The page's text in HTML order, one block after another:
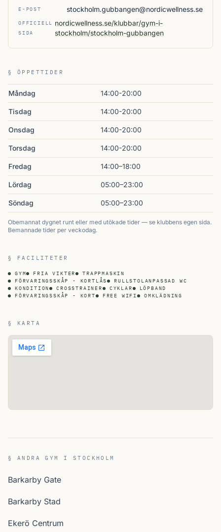
E-POST stockholm.gubbangen@nordicwellness.se
OFFICIELL
SIDA
nordicwellness.se/klubbar/gym-i-
stockholm/stockholm-gubbangen
§ ÖPPETTIDER
Måndag 14:00-20:00
Tisdag 14:00-20:00
Onsdag 14:00-20:00
Torsdag 14:00-20:00
Fredag 14:00–18:00
Lördag 05:00–23:00
Söndag 05:00–23:00
Obemannat dygnet runt eller med utökade tider — se klubbens egen sida.
Bemannade tider per veckodag.
§ FACILITETER
GYM FRIA VIKTER
TRAPPMASKIN
FÖRVARINGSSKÅP - KORTLÅS
RULLSTOLANPASSAD WC
KONDITION
CROSSTRAINER CYKLAR
LÖPBAND
FÖRVARINGSSKÅP - KORT
FREE WIFI OMKLÄDNING
§ KARTA
§ ANDRA GYM I STOCKHOLM
Barkarby Gate
Barkarby Stad
Ekerö Centrum